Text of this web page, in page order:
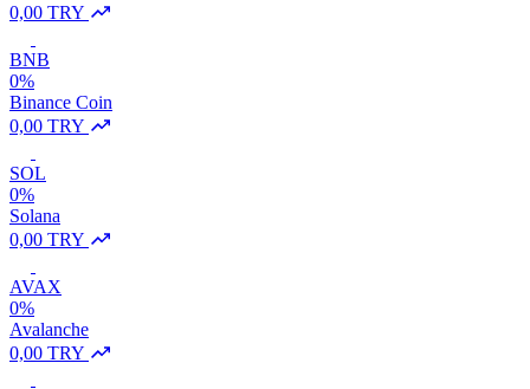
0,00 TRY
BNB
0%
Binance Coin
0,00 TRY
SOL
0%
Solana
0,00 TRY
AVAX
0%
Avalanche
0,00 TRY